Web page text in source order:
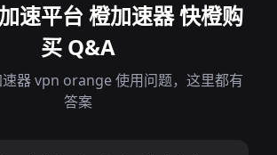
速平台 橙加速器 快橙购
买 Q&A
器 vpn orange 使用问题，这里都有
答案